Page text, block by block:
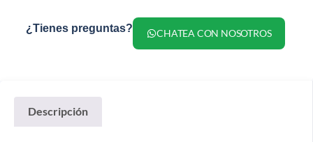
¿Tienes preguntas? CHATEA CON NOSOTROS
Descripción